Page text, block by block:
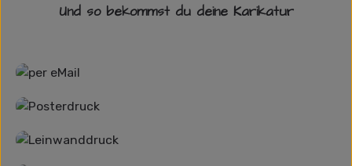
Und so bekommst du deine Karikatur